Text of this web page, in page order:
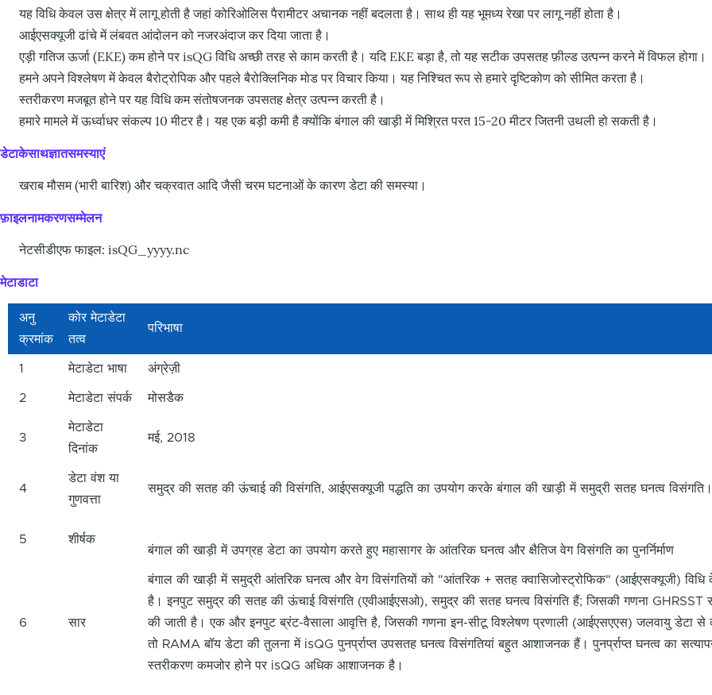
यह विधि केवल उस क्षेत्र में लागू होती है जहां कोरिओलिस पैरामीटर अचानक नहीं बदलता है। साथ ही यह भूमध्य रेखा पर लागू नहीं होता है।
आईएसक्यूजी ढांचे में लंबवत आंदोलन को नजरअंदाज कर दिया जाता है।
एड़ी गतिज ऊर्जा (EKE) कम होने पर isQG विधि अच्छी तरह से काम करती है। यदि EKE बड़ा है, तो यह सटीक उपसतह फ़ील्ड उत्पन्न करने में विफल होगा।
हमने अपने विश्लेषण में केवल बैरोट्रोपिक और पहले बैरोक्लिनिक मोड पर विचार किया। यह निश्चित रूप से हमारे दृष्टिकोण को सीमित करता है।
स्तरीकरण मजबूत होने पर यह विधि कम संतोषजनक उपसतह क्षेत्र उत्पन्न करती है।
हमारे मामले में ऊर्ध्वाधर संकल्प 10 मीटर है। यह एक बड़ी कमी है क्योंकि बंगाल की खाड़ी में मिश्रित परत 15-20 मीटर जितनी उथली हो सकती है।
डेटाकेसाथज्ञातसमस्याएं
खराब मौसम (भारी बारिश) और चक्रवात आदि जैसी चरम घटनाओं के कारण डेटा की समस्या।
फ़ाइलनामकरणसम्मेलन
नेटसीडीएफ फाइल: isQG_yyyy.nc
मेटाडाटा
अनु
क्रमांक
कोर मेटाडेटा
तत्व
परिभाषा
1 मेटाडेटा भाषा अंग्रेज़ी
2 मेटाडेटा संपर्क मोसडैक
3
मेटाडेटा
दिनांक
मई, 2018
4
डेटा वंश या
गुणवत्ता
समुद्र की सतह की ऊंचाई की विसंगति, आईएसक्यूजी पद्धति का उपयोग करके बंगाल की खाड़ी में समुद्री सतह घनत्व विसंगति।
5
शीर्षक
बंगाल की खाड़ी में उपग्रह डेटा का उपयोग करते हुए महासागर के आंतरिक घनत्व और क्षैतिज वेग विसंगति का पुनर्निर्माण
6 सार
बंगाल की खाड़ी में समुद्री आंतरिक घनत्व और वेग विसंगतियों को "आंतरिक + सतह क्वासिजोस्ट्रोफिक" (आईएसक्यूजी)
है। इनपुट समुद्र की सतह की ऊंचाई विसंगति (एवीआईएसओ), समुद्र की सतह घनत्व विसंगति हैं; जिसकी गणना
की जाती है। एक और इनपुट ब्रंट-वैसाला आवृत्ति है, जिसकी गणना इन-सीटू विश्लेषण प्रणाली (आईएसएएस) जलवायु डेटा से
तो RAMA बॉय डेटा की तुलना में isQG पुनर्प्राप्त उपसतह घनत्व विसंगतियां बहुत आशाजनक हैं। पुनर्प्राप्त घनत्व का
स्तरीकरण कमजोर होने पर isQG अधिक आशाजनक है।